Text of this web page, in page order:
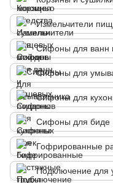
Измельчители
Сифоны для ванн
Сифоны для
Сифоны для
Сифоны для биде
Гофрированные
Подключение для